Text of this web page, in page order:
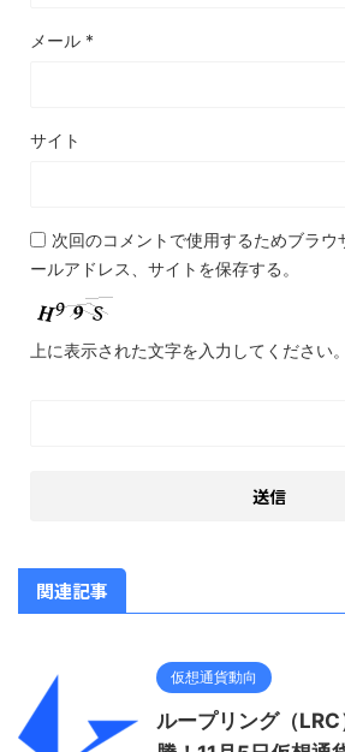
メール *
サイト
次回のコメントで使用するためブラウ
ールアドレス、サイトを保存する。
上に表示された文字を入力してください。
関連記事
仮想通貨動向
ループリング（